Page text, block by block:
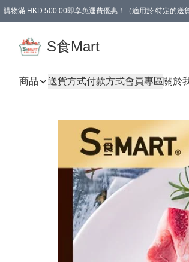
購物滿 HKD 500.00即享免運費優惠！（適用於 特定的送
S食Mart
商品 送貨方式付款方式會員專區關於